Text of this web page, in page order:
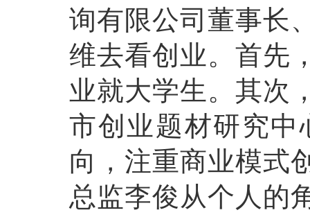
询有限公司董事长
维去看创业。首先
业就大学生。其次
市创业题材研究
向，注重商业模式
总监李俊从个人的